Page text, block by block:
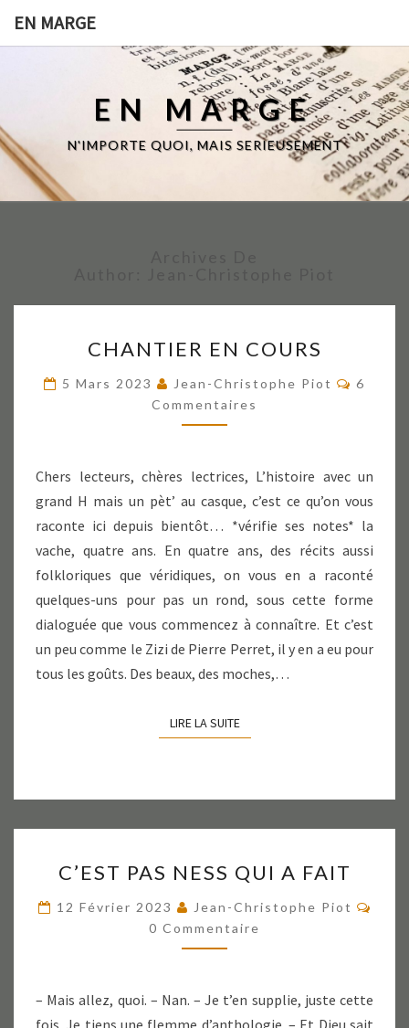
EN MARGE
EN MARGE
N'IMPORTE QUOI, MAIS SERIEUSEMENT
EN
CHANTIER EN COURS
5 Mars 2023 Jean-Christophe Piot
6
Commentaires
Chers lecteurs, chères lectrices, L’histoire avec un
grand H mais un pèt’ au casque, c’est ce qu’on vous
raconte ici depuis bientôt… *vérifie ses notes* la
vache, quatre ans. En quatre ans, des récits aussi
folkloriques que véridiques, on vous en a raconté
quelques-uns pour pas un rond, sous cette forme
dialoguée que vous commencez à connaître. Et c’est
un peu comme le Zizi de Pierre Perret, il y en a eu pour
tous les goûts. Des beaux, des moches,…
LIRE LA SUITELIRE LA SUITE
PAS
QUI
A
FAIT
C’EST PAS NESS QUI A FAIT
12 Février 2023 Jean-Christophe Piot
0 Commentaire
– Mais allez, quoi. – Nan. – Je t’en supplie, juste cette